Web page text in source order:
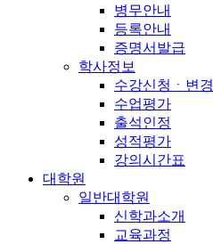
병무안내
등록안내
증명서발급
학사정보
수강신청ㆍ변경
수업평가
출석인정
성적평가
강의시간표
대학원
일반대학원
신학과소개
교육과정